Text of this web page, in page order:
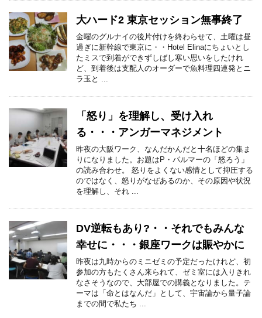
大ハード2 東京セッション無事終了
金曜のグルナイの後片付けを終わらせて、土曜は昼
過ぎに新幹線で東京に・・Hotel Elinaにちょいとし
たミスで到着ができずしばし寒い思いをしたけれ
ど、到着後は支配人のオーダーで魚料理四連発とニ
ラ玉と ...
「怒り」を理解し、受け入れ
る・・・アンガーマネジメント
昨夜の大阪ワーク、なんだかんだと十名ほどの集ま
りになりました。お題はP・パルマーの「怒ろう」
の読み合わせ。 怒りをよくない感情として抑圧する
のではなく、怒りがなぜあるのか、その原因や状況
を理解し、それ ...
DV逆転もあり?・・それでもみんな
幸せに・・・銀座ワークは賑やかに
昨夜は九時からのミニゼミの予定だったけれど、初
参加の方もたくさん来られて、ゼミ室には入りきれ
なさそうなので、大部屋での講義となりました。テ
ーマは「命とはなんだ」として、宇宙論から量子論
までの間で私たち ...